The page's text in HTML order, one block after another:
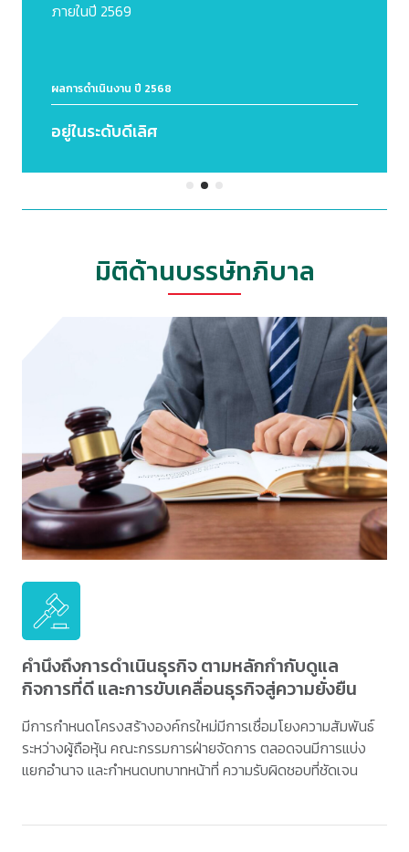
มิติด้านบรรษัทภิบาล
คำนึงถึงการดำเนินธุรกิจ ตามหลักกำกับดูแล
กิจการที่ดี และการขับเคลื่อนธุรกิจสู่ความยั่งยืน
มีการกำหนดโครงสร้างองค์กรใหม่มีการเชื่อมโยงความสัมพันธ์
ระหว่างผู้ถือหุ้น คณะกรรมการฝ่ายจัดการ ตลอดจนมีการแบ่ง
แยกอำนาจ และกำหนดบทบาทหน้าที่ ความรับผิดชอบที่ชัดเจน